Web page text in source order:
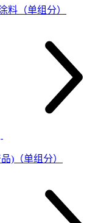
料（单组分）
)（单组分）